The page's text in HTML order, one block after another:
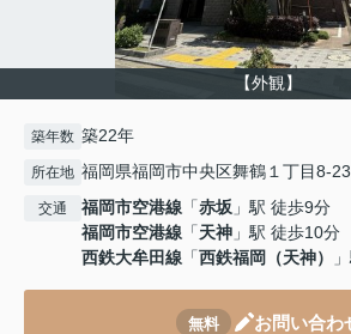
【外観】
築年数 築22年
所在地 福岡県福岡市中央区舞鶴１丁目8-23
交通 福岡市空港線 「赤坂 」駅 徒歩9分
福岡市空港線 「天神 」駅 徒歩10分
西鉄大牟田線 「西鉄福岡（天神）
無料 お問い合わ